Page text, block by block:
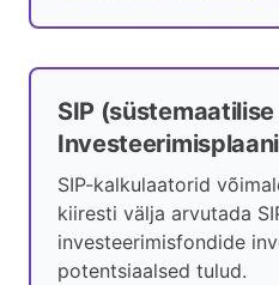
SIP (süstemaatilise
SIP-kalkulaatorid
kiiresti välja arvutada
investeerimisfondide
potentsiaalsed tulud.